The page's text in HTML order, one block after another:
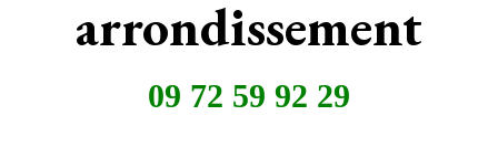
arrondissement
09 72 59 92 29